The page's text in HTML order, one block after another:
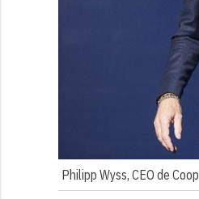
Philipp Wyss, CEO de Coop